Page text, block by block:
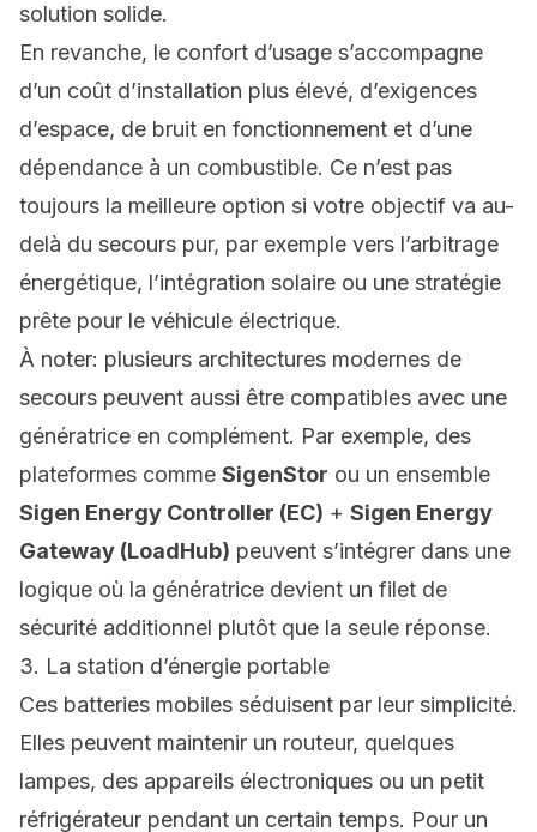
solution solide.
En revanche, le confort d’usage s’accompagne
d’un coût d’installation plus élevé, d’exigences
d’espace, de bruit en fonctionnement et d’une
dépendance à un combustible. Ce n’est pas
toujours la meilleure option si votre objectif va au-
delà du secours pur, par exemple vers l’arbitrage
énergétique, l’intégration solaire ou une stratégie
prête pour le véhicule électrique.
À noter: plusieurs architectures modernes de
secours peuvent aussi être compatibles avec une
génératrice en complément. Par exemple, des
plateformes comme SigenStor ou un ensemble
Sigen Energy Controller (EC) + Sigen Energy
Gateway (LoadHub) peuvent s’intégrer dans une
logique où la génératrice devient un filet de
sécurité additionnel plutôt que la seule réponse.
3. La station d’énergie portable
Ces batteries mobiles séduisent par leur simplicité.
Elles peuvent maintenir un routeur, quelques
lampes, des appareils électroniques ou un petit
réfrigérateur pendant un certain temps. Pour un